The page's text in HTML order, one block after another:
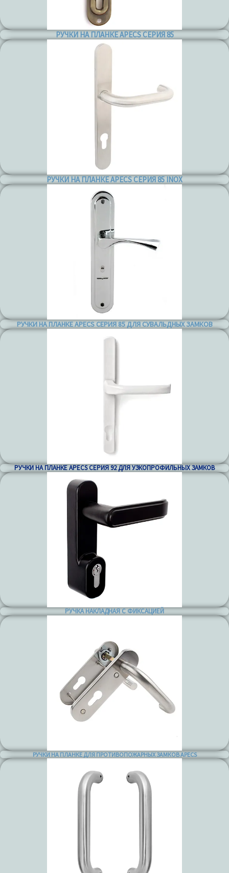
РУЧКИ НА ПЛАНКЕ APECS СЕРИЯ 85
РУЧКИ НА ПЛАНКЕ APECS СЕРИЯ 85 INOX
РУЧКИ НА ПЛАНКЕ APECS СЕРИЯ 85 ДЛЯ СУВАЛЬДНЫХ ЗАМКОВ
РУЧКИ НА ПЛАНКЕ APECS СЕРИЯ 92 ДЛЯ УЗКОПРОФИЛЬНЫХ ЗАМКОВ
РУЧКА НАКЛАДНАЯ С ФИКСАЦИЕЙ
РУЧКИ НА ПЛАНКЕ ДЛЯ ПРОТИВОПОЖАРНЫХ ЗАМКОВ APECS